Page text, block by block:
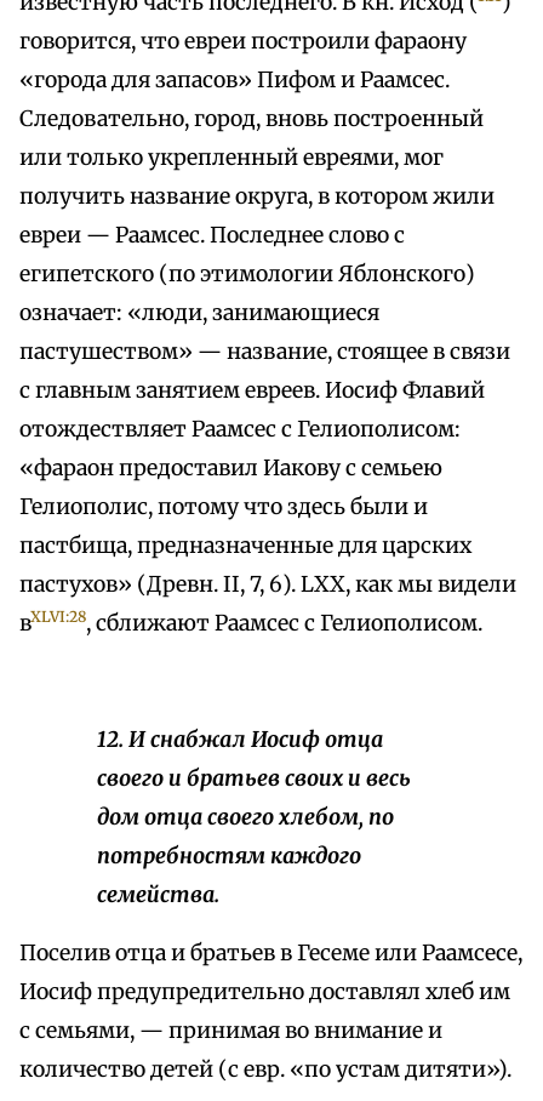
говорится, что евреи построили фараону
«города для запасов» Пифом и Раамсес.
Следовательно, город, вновь построенный
или только укрепленный евреями, мог
получить название округа, в котором жили
евреи — Раамсес. Последнее слово с
египетского (по этимологии Яблонского)
означает: «люди, занимающиеся
пастушеством» — название, стоящее в связи
с главным занятием евреев. Иосиф Флавий
отождествляет Раамсес с Гелиополисом:
«фараон предоставил Иакову с семьею
Гелиополис, потому что здесь были и
пастбища, предназначенные для царских
пастухов» (Древн. II, 7, 6). LXX, как мы видели
вXLVI:28, сближают Раамсес с Гелиополисом.
12. И снабжал Иосиф отца
своего и братьев своих и весь
дом отца своего хлебом, по
потребностям каждого
семейства.
Поселив отца и братьев в Гесеме или Раамсесе,
Иосиф предупредительно доставлял хлеб им
с семьями, — принимая во внимание и
количество детей (с евр. «по устам дитяти»).